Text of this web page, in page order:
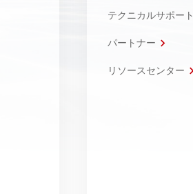
テクニカルサポート
パートナー
リソースセンター